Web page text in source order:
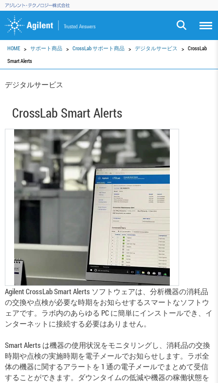
HOME サポート商品 CrossLab サポート商品 デジタルサービス
CrossLab
Smart Alerts
デジタルサービス
CrossLab Smart Alerts
Agilent CrossLab Smart Alerts ソフトウェアは、分析機器の消耗品
の交換や点検が必要な時期をお知らせするスマートなソフトウ
ェアです。ラボ内のあらゆる PC に簡単にインストールでき、イ
ンターネットに接続する必要はありません。
Smart Alerts は機器の使用状況をモニタリングし、消耗品の交換
時期や点検の実施時期を電子メールでお知らせします。ラボ全
体の機器に関するアラートを 1 通の電子メールでまとめて受信
することができます。ダウンタイムの低減や機器の稼働状態を